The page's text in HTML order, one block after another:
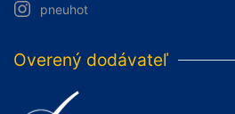
pneuhot
Overený dodávateľ